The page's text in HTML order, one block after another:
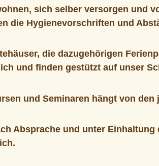
sich selber versorgen und
die Hygienevorschriften und
die dazugehörigen
und finden gestützt auf unser
und Seminaren hängt von den
Absprache und unter Einhaltung